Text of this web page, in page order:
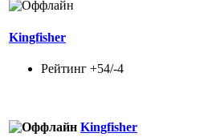
Kingfisher
Рейтинг +54/-4
Kingfisher